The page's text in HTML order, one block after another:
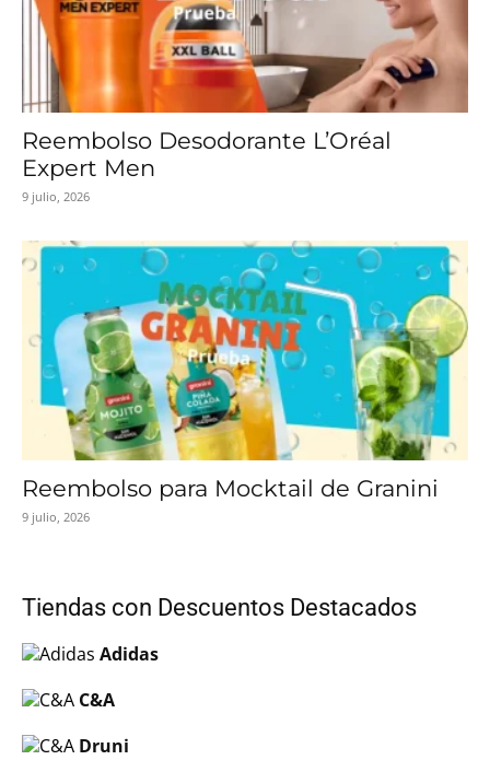
Reembolso Desodorante L’Oréal
Expert Men
9 julio, 2026
Reembolso para Mocktail de Granini
9 julio, 2026
Tiendas con Descuentos Destacados
Adidas
C&A
Druni